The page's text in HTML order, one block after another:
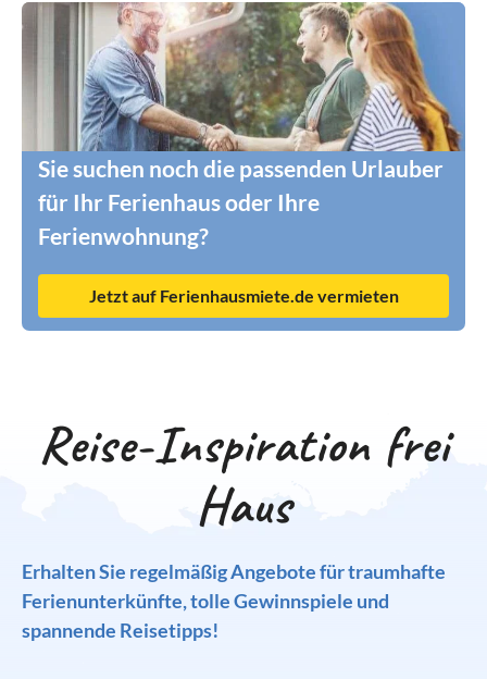
Sie suchen noch die passenden Urlauber
für Ihr Ferienhaus oder Ihre
Ferienwohnung?
Jetzt auf Ferienhausmiete.de vermieten
Reise-Inspiration frei
Haus
Erhalten Sie regelmäßig Angebote für traumhafte
Ferienunterkünfte, tolle Gewinnspiele und
spannende Reisetipps!